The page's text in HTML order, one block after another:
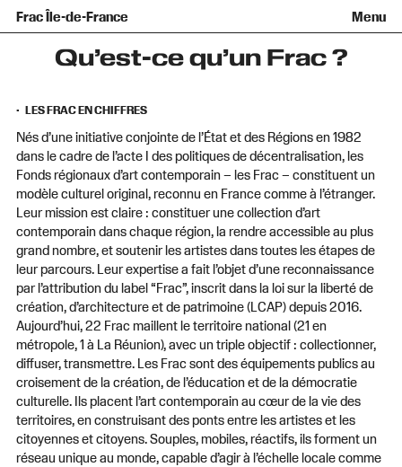
Frac Île-de-France Menu
Qu’est-ce qu’un Frac ?
Prêts d’œuvres
Diffusion hors les murs
Informations pratiques
Venir au Frac
Contact
Visites et ateliers
Familles et enfants
Ados et adultes
Groupes
Accessibilité
+Aa-
Qu’est-ce qu’un Frac ?
LES FRAC EN CHIFFRES
Nés d’une initiative conjointe de l’État et des Régions en 1982
dans le cadre de l’acte I des politiques de décentralisation, les
Fonds régionaux d’art contemporain – les Frac – constituent un
modèle culturel original, reconnu en France comme à l’étranger.
Leur mission est claire : constituer une collection d’art
contemporain dans chaque région, la rendre accessible au plus
grand nombre, et soutenir les artistes dans toutes les étapes de
leur parcours. Leur expertise a fait l’objet d’une reconnaissance
par l’attribution du label “Frac”, inscrit dans la loi sur la liberté de
création, d’architecture et de patrimoine (LCAP) depuis 2016.
Aujourd’hui, 22 Frac maillent le territoire national (21 en
métropole, 1 à La Réunion), avec un triple objectif : collectionner,
diffuser, transmettre. Les Frac sont des équipements publics au
croisement de la création, de l’éducation et de la démocratie
culturelle. Ils placent l’art contemporain au cœur de la vie des
territoires, en construisant des ponts entre les artistes et les
citoyennes et citoyens. Souples, mobiles, réactifs, ils forment un
réseau unique au monde, capable d’agir à l’échelle locale comme